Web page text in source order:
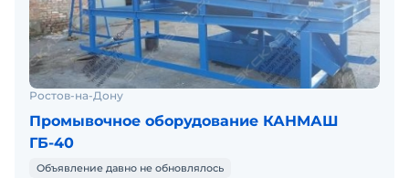
Ростов-на-Дону
Промывочное оборудование КАНМАШ
ГБ-40
Объявление давно не обновлялось